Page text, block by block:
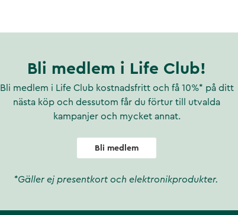
Bli medlem i Life Club!
Bli medlem i Life Club kostnadsfritt och få 10%* på ditt
nästa köp och dessutom får du förtur till utvalda
kampanjer och mycket annat.
Bli medlem
*Gäller ej presentkort och elektronikprodukter.